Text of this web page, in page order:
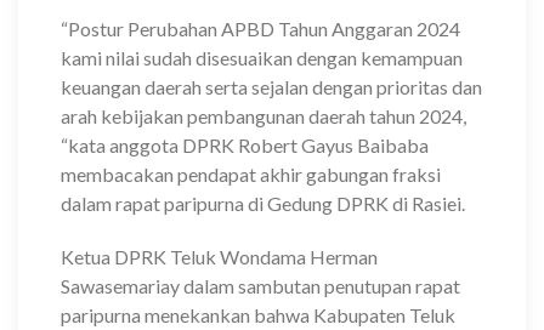
“Postur Perubahan APBD Tahun Anggaran 2024
kami nilai sudah disesuaikan dengan kemampuan
keuangan daerah serta sejalan dengan prioritas dan
arah kebijakan pembangunan daerah tahun 2024,
“kata anggota DPRK Robert Gayus Baibaba
membacakan pendapat akhir gabungan fraksi
dalam rapat paripurna di Gedung DPRK di Rasiei.
Ketua DPRK Teluk Wondama Herman
Sawasemariay dalam sambutan penutupan rapat
paripurna menekankan bahwa Kabupaten Teluk